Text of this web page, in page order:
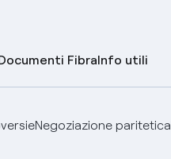
FibraInfo utili
Negoziazione paritetica